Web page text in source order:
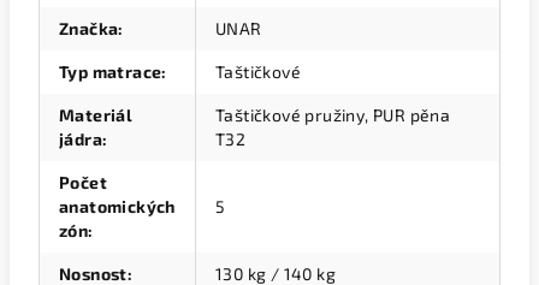
Značka: UNAR
Typ matrace: Taštičkové
Materiál
jádra:
Taštičkové pružiny, PUR pěna
T32
Počet
anatomických
zón:
5
Nosnost: 130 kg / 140 kg